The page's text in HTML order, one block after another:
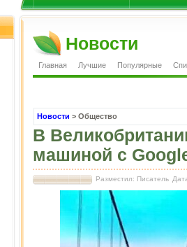
Новости
Главная Лучшие Популярные
Новости > Общество
В
машиной с
Разместил: Писатель